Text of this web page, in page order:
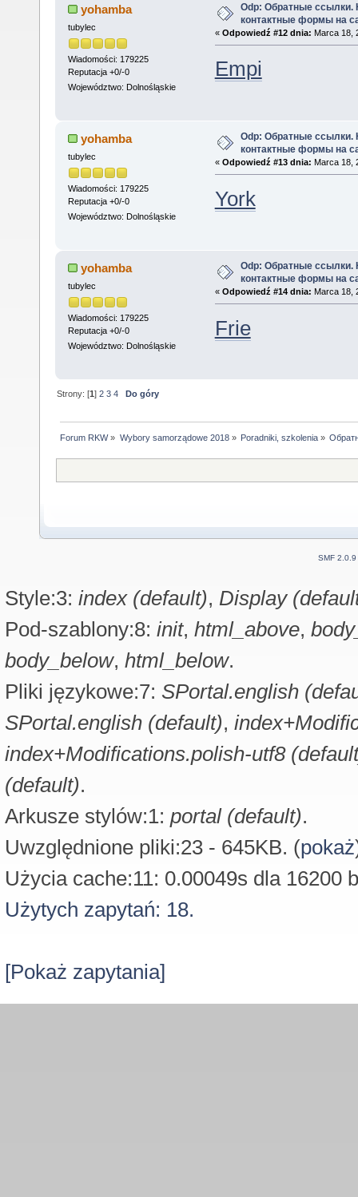
yohamba
tubylec
Wiadomości: 179225
Reputacja +0/-0
Województwo: Dolnośląskie
Odp: Обратные ссылки.
контактные формы на
« Odpowiedź #12 dnia: Marca 18,
Empi
yohamba
tubylec
Wiadomości: 179225
Reputacja +0/-0
Województwo: Dolnośląskie
Odp: Обратные ссылки.
контактные формы на
« Odpowiedź #13 dnia: Marca 18,
York
yohamba
tubylec
Wiadomości: 179225
Reputacja +0/-0
Województwo: Dolnośląskie
Odp: Обратные ссылки.
контактные формы на
« Odpowiedź #14 dnia: Marca 18,
Frie
Strony: [1]2 3 4 Do góry
Forum RKW» Wybory samorządowe 2018» Poradniki, szkolenia»
SMF 2.0.9
Style:3: index (default), Display
Pod-szablony:8: init, html_above,
body_below, html_below.
Pliki językowe:7: SPortal.english
SPortal.english (default),
index+Modifications.polish-utf8
(default).
Arkusze stylów:1: portal (default).
Uwzględnione pliki:23 - 645KB. (pokaż
Użycia cache:11: 0.00049s dla 16200
Użytych zapytań: 18.
[Pokaż zapytania]